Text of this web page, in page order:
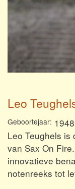
Leo
Geboortejaar 1948
Leo Teughels
van Sax On
innovatieve
notenreeks tot